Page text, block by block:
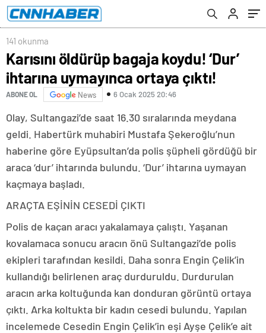
141 okunma
Karısını öldürüp bagaja koydu! ‘Dur’
ihtarına uymayınca ortaya çıktı!
ABONE OL News 6 Ocak 2025 20:46
Olay, Sultangazi’de saat 16.30 sıralarında meydana
geldi. Habertürk muhabiri Mustafa Şekeroğlu’nun
haberine göre Eyüpsultan’da polis şüpheli gördüğü bir
araca ‘dur’ ihtarında bulundu. ‘Dur’ ihtarına uymayan
kaçmaya başladı.
ARAÇTA EŞİNİN CESEDİ ÇIKTI
Polis de kaçan aracı yakalamaya çalıştı. Yaşanan
kovalamaca sonucu aracın önü Sultangazi’de polis
ekipleri tarafından kesildi. Daha sonra Engin Çelik’in
kullandığı belirlenen araç durduruldu. Durdurulan
aracın arka koltuğunda kan donduran görüntü ortaya
çıktı. Arka koltukta bir kadın cesedi bulundu. Yapılan
incelemede Cesedin Engin Çelik’in eşi Ayşe Çelik’e ait